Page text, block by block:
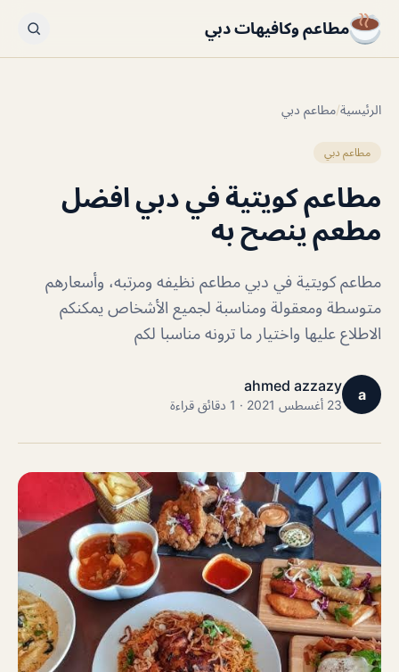
مطاعم وكافيهات دبي
الرئيسية/مطاعم دبي
مطاعم دبي
مطاعم كويتية في دبي افضل
مطعم ينصح به
مطاعم كويتية في دبي مطاعم نظيفه ومرتبه، وأسعارهم
متوسطة ومعقولة ومناسبة لجميع الأشخاص يمكنكم
الاطلاع عليها واختيار ما ترونه مناسبا لكم
a
ahmed azzazy
23 أغسطس 2021 · 1 دقائق قراءة